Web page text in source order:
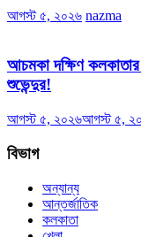
আগস্ট ৫, ২০২৬ nazma
আচমকা দক্ষিণ কলকাতার
শুভেন্দুর!
আগস্ট ৫, ২০২৬আগস্ট ৫,
বিভাগ
অন্যান্য
আন্তর্জাতিক
কলকাতা